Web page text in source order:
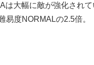
は大幅に敵が強化されて
易度NORMALの2.5倍。